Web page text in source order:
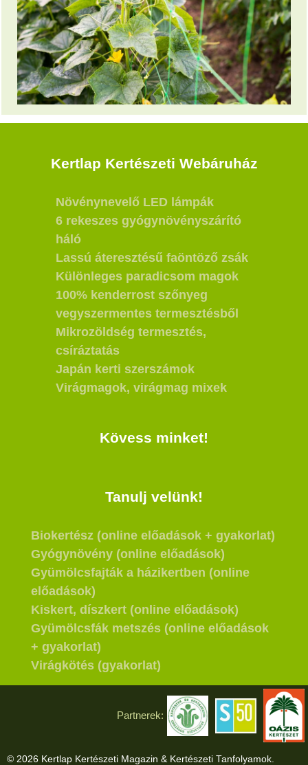
Kertlap Kertészeti Webáruház
Növénynevelő LED lámpák
6 rekeszes gyógynövényszárító
háló
Lassú áteresztésű faöntöző zsák
Különleges paradicsom magok
100% kenderrost szőnyeg
vegyszermentes termesztésből
Mikrozöldség termesztés,
csíráztatás
Japán kerti szerszámok
Virágmagok, virágmag mixek
Kövess minket!
Tanulj velünk!
Biokertész (online előadások + gyakorlat)
Gyógynövény (online előadások)
Gyümölcsfajták a házikertben (online
előadások)
Kiskert, díszkert (online előadások)
Gyümölcsfák metszés (online előadások
+ gyakorlat)
Virágkötés (gyakorlat)
Partnerek:
© 2026 Kertlap Kertészeti Magazin & Kertészeti Tanfolyamok.